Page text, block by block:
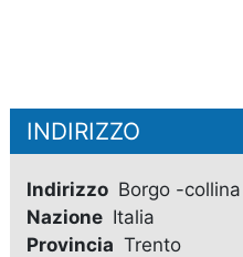
INDIRIZZO
Indirizzo Borgo -collina
Nazione Italia
Provincia Trento